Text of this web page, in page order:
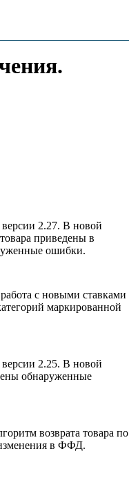
2.27. В новой
приведены в
ошибки.
с новыми ставками
маркированной
2.25. В новой
обнаруженные
возврата товара по
в ФФД.